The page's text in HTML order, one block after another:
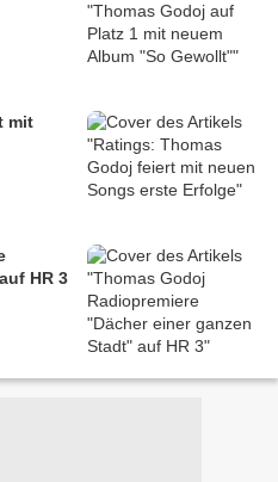
mit
HR 3